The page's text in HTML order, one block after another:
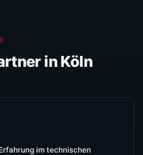
in Köln
im technischen